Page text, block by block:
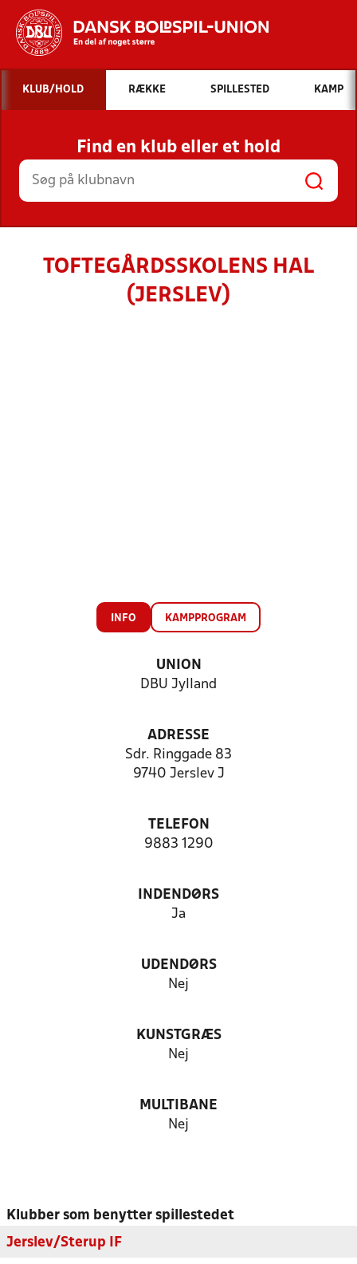
Hvad vil du søge efter?
INDHOLD OG NYHEDER
STILLINGER, RESULTATER, KLUBBER OG
HOLD
KLUB/HOLD RÆKKE SPILLESTED KAMP
Find en klub eller et hold
TOFTEGÅRDSSKOLENS HAL
(JERSLEV)
INFO KAMPPROGRAM
UNION
DBU Jylland
ADRESSE
Sdr. Ringgade 83
9740 Jerslev J
TELEFON
9883 1290
INDENDØRS
Ja
UDENDØRS
Nej
KUNSTGRÆS
Nej
MULTIBANE
Nej
Klubber som benytter spillestedet
Jerslev/Sterup IF